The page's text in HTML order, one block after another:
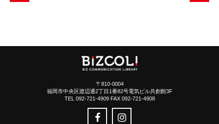
〒810-0004
福岡市中央区渡辺通2丁目1番82号電気ビル共創館3F
TEL 092-721-4909 FAX 092-721-4908